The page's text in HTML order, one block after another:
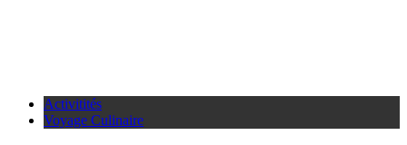
Activitités
Voyage Culinaire